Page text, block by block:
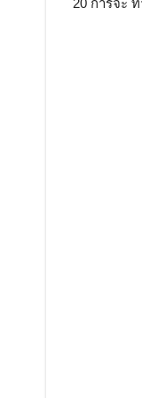
20 การจะ